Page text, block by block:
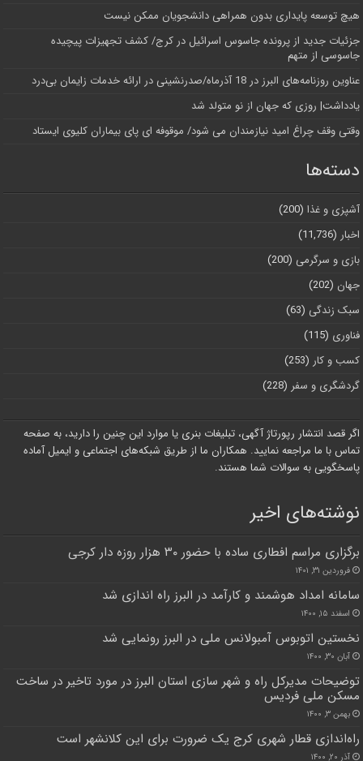
هیچ توسعه پایداری بدون همراهی دانشجویان ممکن نیست
جزئیات جدید از پرونده جاسوس اسرائیل در کرج/‌ کشف تجهیزات پیچیده
جاسوسی از متهم
عناوین روزنامه‌های البرز در ‌18 آذرماه/صدرنشینی در ارائه خدمات زایمان بی‌درد
یادداشت| روزی که جهان از نو متولد شد
وقتی وقف چراغ امید نیازمندان می شود/ موقوفه ای پای بیماران کلیوی ایستاد
دسته‌ها
آشپزی و غذا (200)
اخبار (11,736)
بازی و سرگرمی (200)
جهان (202)
سبک زندگی (63)
فناوری (115)
کسب و کار (253)
گردشگری و سفر (228)
اگر قصد انتشار رپورتاژ آگهی، تبلیغات بنری یا موارد این چنین را دارید، به صفحه
تماس با ما مراجعه نمایید. همکاران ما از طریق شبکه‌های اجتماعی و ایمیل آماده
پاسخگویی به سوالات شما هستند.
نوشته‌های اخیر
برگزاری مراسم افطاری ساده با حضور ۳۰ هزار روزه دار کرجی
فروردین ۳۱, ۱۴۰۱
سامانه امداد هوشمند و کارآمد در البرز راه اندازی شد
اسفند ۱۵, ۱۴۰۰
نخستین اتوبوس آمبولانس ملی در البرز رونمایی شد
آبان ۳۰, ۱۴۰۰
توضیحات مدیرکل راه و شهر سازی استان البرز در مورد تاخیر در ساخت
مسکن ملی فردیس
بهمن ۳, ۱۴۰۰
راه‌اندازی قطار شهری کرج یک ضرورت برای این کلانشهر است
آذر ۲۰, ۱۴۰۰